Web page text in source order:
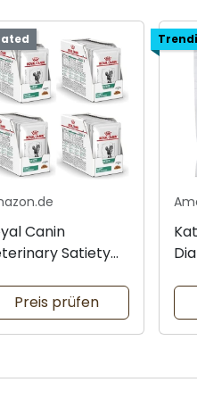
Canin
Satiety
Preis prüfen